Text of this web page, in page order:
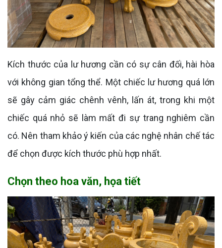
Kích thước của lư hương cần có sự cân đối, hài hòa
với không gian tổng thể. Một chiếc lư hương quá lớn
sẽ gây cảm giác chênh vênh, lấn át, trong khi một
chiếc quá nhỏ sẽ làm mất đi sự trang nghiêm cần
có. Nên tham khảo ý kiến của các nghệ nhân chế tác
để chọn được kích thước phù hợp nhất.
Chọn theo hoa văn, họa tiết